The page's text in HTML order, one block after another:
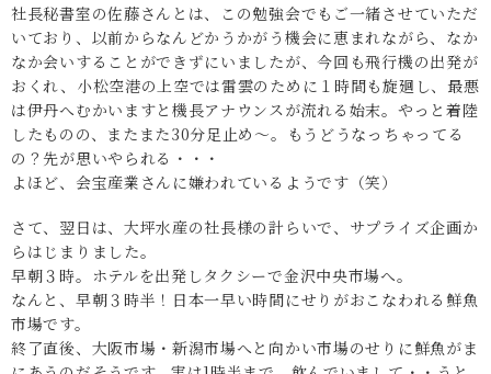
社長秘書室の佐藤さんとは、この勉強会でもご一緒させていただ
いており、以前からなんどかうかがう機会に恵まれながら、なか
なか会いすることができずにいましたが、今回も飛行機の出発が
おくれ、小松空港の上空では雷雲のために１時間も旋廻し、最悪
は伊丹へむかいますと機長アナウンスが流れる始末。やっと着陸
したものの、またまた30分足止め～。もうどうなっちゃってる
の？先が思いやられる・・・
よほど、会宝産業さんに嫌われているようです（笑）
さて、翌日は、大坪水産の社長様の計らいで、サプライズ企画か
らはじまりました。
早朝３時。ホテルを出発しタクシーで金沢中央市場へ。
なんと、早朝３時半！日本一早い時間にせりがおこなわれる鮮魚
市場です。
終了直後、大阪市場・新潟市場へと向かい市場のせりに鮮魚がま